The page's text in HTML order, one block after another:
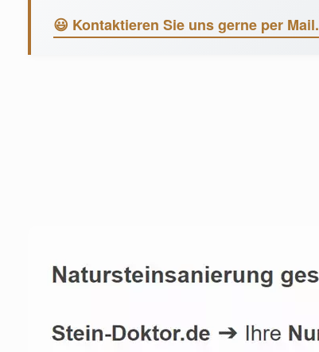
😃 Kontaktieren Sie uns gerne per Mail.